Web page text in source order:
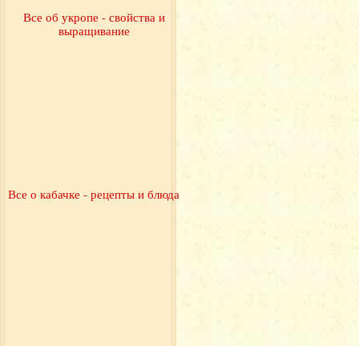
Все об укропе - свойства и
выращивание
Все о кабачке - рецепты и блюда